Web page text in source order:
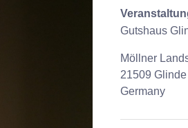
Gutshaus
Möllner
21509 Glinde
Germany